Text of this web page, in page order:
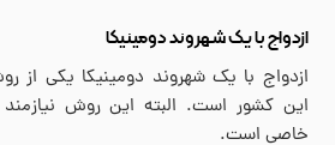
ازدواج با یک شهروند دومینیکا
ازدواج با یک شهروند دومینیکا یکی از
این کشور است. البته این روش
خاصی است.